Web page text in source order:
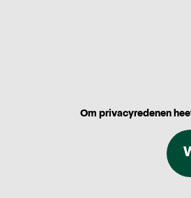
Om privacyredenen